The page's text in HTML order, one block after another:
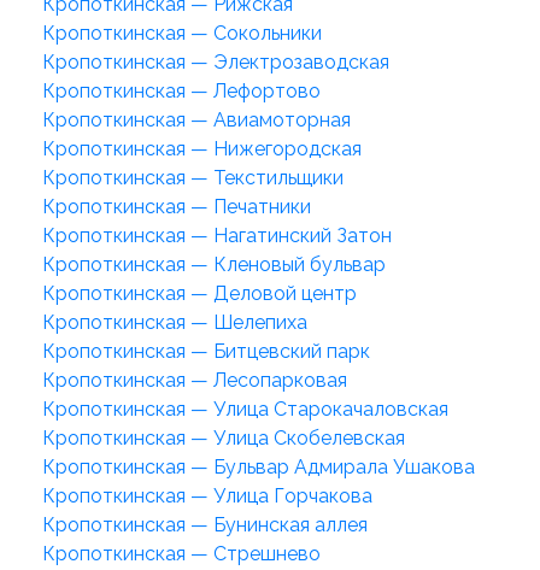
Кропоткинская — Сокольники
Кропоткинская — Электрозаводская
Кропоткинская — Лефортово
Кропоткинская — Авиамоторная
Кропоткинская — Нижегородская
Кропоткинская — Текстильщики
Кропоткинская — Печатники
Кропоткинская — Нагатинский Затон
Кропоткинская — Кленовый бульвар
Кропоткинская — Деловой центр
Кропоткинская — Шелепиха
Кропоткинская — Битцевский парк
Кропоткинская — Лесопарковая
Кропоткинская — Улица Старокачаловская
Кропоткинская — Улица Скобелевская
Кропоткинская — Бульвар Адмирала Ушакова
Кропоткинская — Улица Горчакова
Кропоткинская — Бунинская аллея
Кропоткинская — Стрешнево